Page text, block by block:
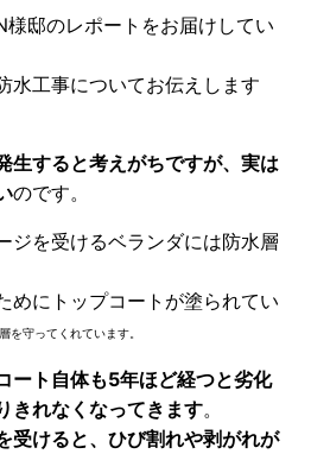
邸のレポートをお届けしてい
水工事についてお伝えします
生すると考えがちですが、実は
のです。
ジを受けるベランダには防水層
めにトップコートが塗られてい
を守ってくれています。
ート自体も5年ほど経つと劣化
きれなくなってきます。
受けると、ひび割れや剥がれが